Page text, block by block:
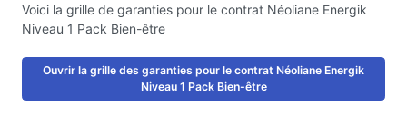
Voici la grille de garanties pour le contrat Néoliane Energik
Niveau 1 Pack Bien-être
Ouvrir la grille des garanties pour le contrat Néoliane Energik
Niveau 1 Pack Bien-être